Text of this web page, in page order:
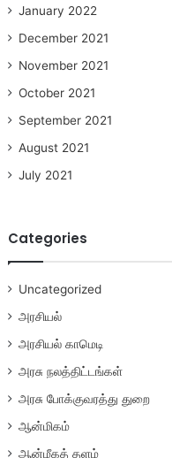
January 2022
December 2021
November 2021
October 2021
September 2021
August 2021
July 2021
Categories
Uncategorized
அரசியல்
அரசியல் காமெடி
அரசு நலத்திட்டங்கள்
அரசு போக்குவரத்து துறை
ஆன்மிகம்
ஆன்மீகத் தளம்